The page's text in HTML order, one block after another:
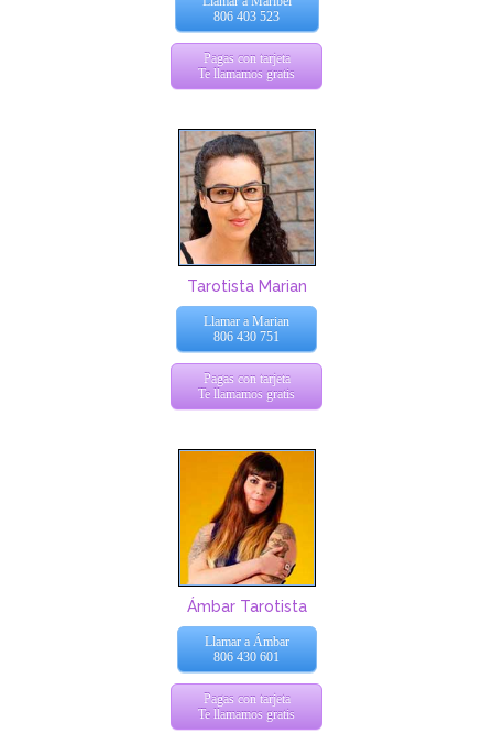
806 403 523
Pagas con tarjeta
Te llamamos gratis
Tarotista Marian
Llamar a Marian
806 430 751
Pagas con tarjeta
Te llamamos gratis
Ámbar Tarotista
Llamar a Ámbar
806 430 601
Pagas con tarjeta
Te llamamos gratis